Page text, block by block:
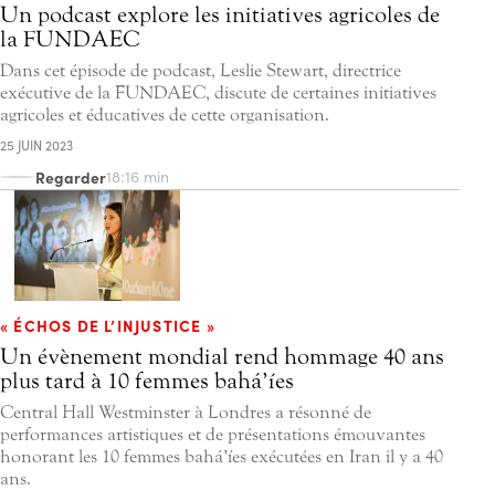
Un podcast explore les initiatives agricoles de
la FUNDAEC
Dans cet épisode de podcast, Leslie Stewart, directrice
exécutive de la FUNDAEC, discute de certaines initiatives
agricoles et éducatives de cette organisation.
25 JUIN 2023
Regarder18:16 min
« ÉCHOS DE L’INJUSTICE »
Un évènement mondial rend hommage 40 ans
plus tard à 10 femmes bahá’íes
Central Hall Westminster à Londres a résonné de
performances artistiques et de présentations émouvantes
honorant les 10 femmes bahá’íes exécutées en Iran il y a 40
ans.